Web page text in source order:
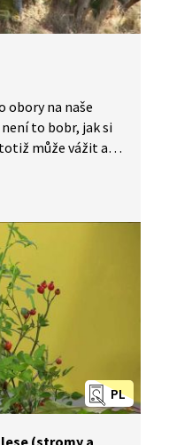
obory na naše
to bobr, jak si
může vážit až
PL
(stromy a